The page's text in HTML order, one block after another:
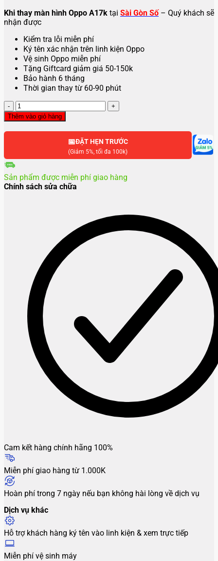
Khi thay màn hình Oppo A17k tại Sài Gòn Số– Quý khách sẽ
nhận được
Kiểm tra lỗi miễn phí
Ký tên xác nhận trên linh kiện Oppo
Vệ sinh Oppo miễn phí
Tặng Giftcard giảm giá 50-150k
Bảo hành 6 tháng
Thời gian thay từ 60-90 phút
Thay
màn
hình
Oppo
lượng
Thêm vào giỏ hàng
📅ĐẶT HẸN TRƯỚC
(Giảm 5%, tối đa 100k)
Sản phẩm được miễn phí giao hàng
Chính sách sửa chữa
Cam kết hàng chính hãng 100%
Miễn phí giao hàng từ 1.000K
Hoàn phí trong 7 ngày nếu bạn không hài lòng về dịch vụ
Dịch vụ khác
Hỗ trợ khách hàng ký tên vào linh kiện & xem trực tiếp
Miễn phí vệ sinh máy